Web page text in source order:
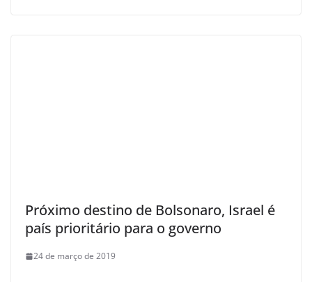
Próximo destino de Bolsonaro, Israel é
país prioritário para o governo
24 de março de 2019